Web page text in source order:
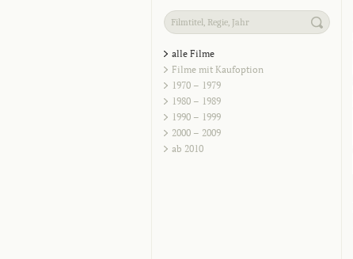
alle Filme
Filme mit Kaufoption
1970 – 1979
1980 – 1989
1990 – 1999
2000 – 2009
ab 2010